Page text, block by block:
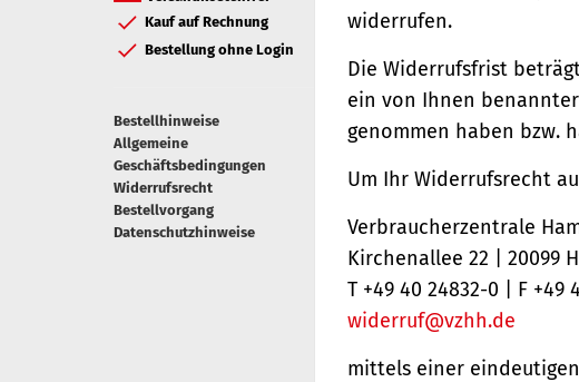
Kauf auf Rechnung
Bestellung ohne Login
Bestellhinweise
Allgemeine
Geschäftsbedingungen
Widerrufsrecht
Bestellvorgang
Datenschutzhinweise
widerrufen.
Die Widerrufsfrist
ein von Ihnen
genommen haben bzw.
Um Ihr Widerrufsrecht
Verbraucherzentrale
Kirchenallee 22 | 20099
T +49 40 24832-0 | F +49
widerruf@vzhh.de
mittels einer